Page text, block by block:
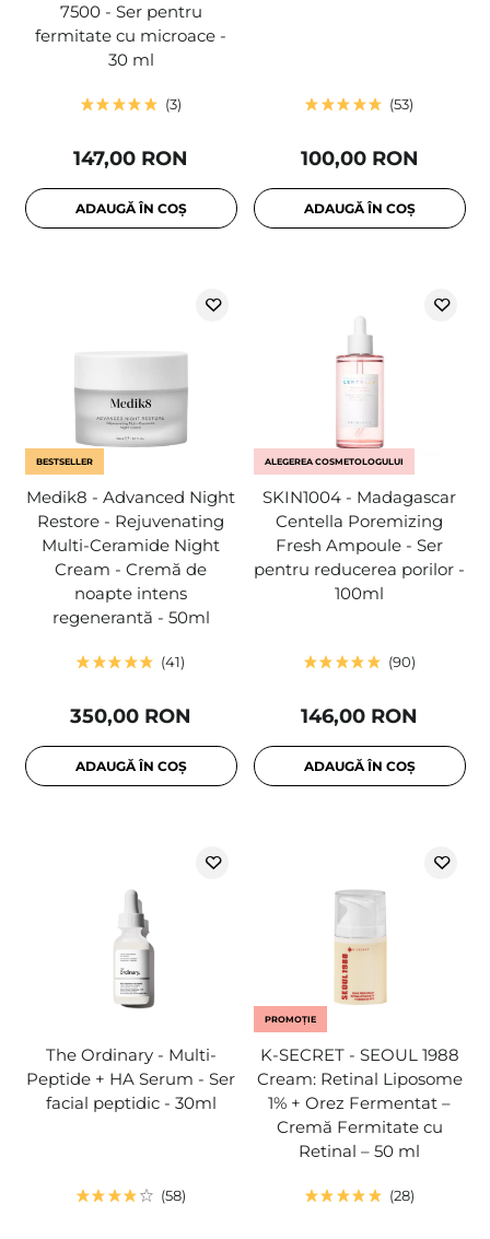
7500 - Ser pentru
fermitate cu microace -
30 ml
3
147,00 RON
ADAUGĂ ÎN COȘ
53
100,00 RON
ADAUGĂ ÎN COȘ
BESTSELLER
Medik8 - Advanced Night
Restore - Rejuvenating
Multi-Ceramide Night
Cream - Cremă de
noapte intens
regenerantă - 50ml
41
350,00 RON
ADAUGĂ ÎN COȘ
ALEGEREA COSMETOLOGULUI
SKIN1004 - Madagascar
Centella Poremizing
Fresh Ampoule - Ser
pentru reducerea porilor -
100ml
90
146,00 RON
ADAUGĂ ÎN COȘ
The Ordinary - Multi-
Peptide + HA Serum - Ser
facial peptidic - 30ml
58
PROMOȚIE
K-SECRET - SEOUL 1988
Cream: Retinal Liposome
1% + Orez Fermentat –
Cremă Fermitate cu
Retinal – 50 ml
28